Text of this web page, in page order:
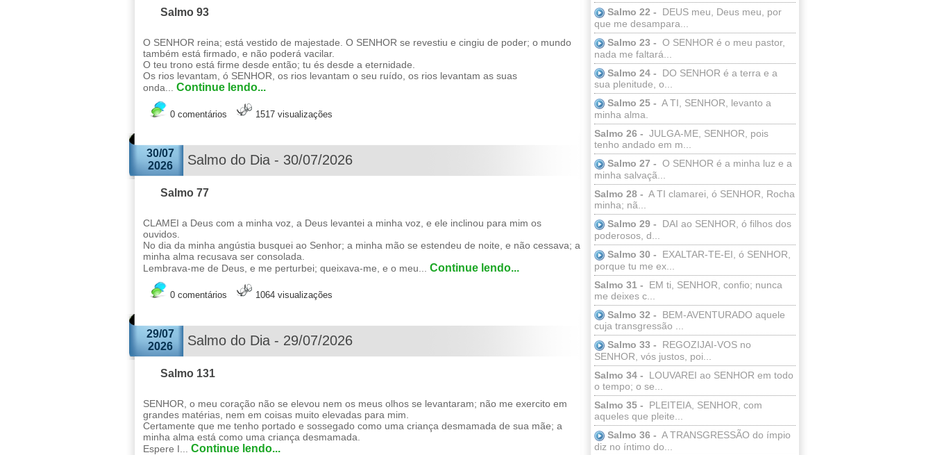
Salmo 22 -
DEUS meu, Deus meu, por
que me desampara...
Salmo 23 - O SENHOR é o meu pastor,
nada me faltará...
Salmo 24 -
DO SENHOR é a terra e a
sua plenitude, o...
Salmo 25 - A TI, SENHOR, levanto a
minha alma.
Salmo 26 - JULGA-ME, SENHOR, pois
tenho andado em m...
Salmo 27 - O SENHOR é a minha luz e a
minha salvaçã...
Salmo 28 - A TI clamarei, ó SENHOR, Rocha
minha; nã...
Salmo 29 -
DAI ao SENHOR, ó filhos dos
poderosos, d...
Salmo 30 -
EXALTAR-TE-EI, ó SENHOR,
porque tu me ex...
Salmo 31 -
EM ti, SENHOR, confio; nunca
me deixes c...
Salmo 32 -
BEM-AVENTURADO aquele
cuja transgressão ...
Salmo 33 -
REGOZIJAI-VOS no
SENHOR, vós justos, poi...
Salmo 34 -
LOUVAREI ao SENHOR em todo
o tempo; o se...
Salmo 35 -
PLEITEIA, SENHOR, com
aqueles que pleite...
Salmo 36 - A TRANSGRESSÃO do ímpio
diz no íntimo do...
Salmo 93
O SENHOR reina; está vestido de majestade. O SENHOR se revestiu e cingiu de poder; o mundo
também está firmado, e não poderá vacilar.
O teu trono está firme desde então; tu és desde a eternidade.
Os rios levantam, ó SENHOR, os rios levantam o seu ruído, os rios levantam as suas
onda... Continue lendo...
0 comentários 1517 visualizações
30/07
2026
Salmo do Dia - 30/07/2026
Salmo 77
CLAMEI a Deus com a minha voz, a Deus levantei a minha voz, e ele inclinou para mim os
ouvidos.
No dia da minha angústia busquei ao Senhor; a minha mão se estendeu de noite, e não cessava; a
minha alma recusava ser consolada.
Lembrava-me de Deus, e me perturbei; queixava-me, e o meu... Continue lendo...
0 comentários 1064 visualizações
29/07
2026
Salmo do Dia - 29/07/2026
Salmo 131
SENHOR, o meu coração não se elevou nem os meus olhos se levantaram; não me exercito em
grandes matérias, nem em coisas muito elevadas para mim.
Certamente que me tenho portado e sossegado como uma criança desmamada de sua mãe; a
minha alma está como uma criança desmamada.
Espere I... Continue lendo...